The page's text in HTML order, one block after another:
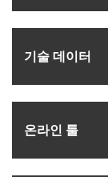
기술 데이터
온라인 툴